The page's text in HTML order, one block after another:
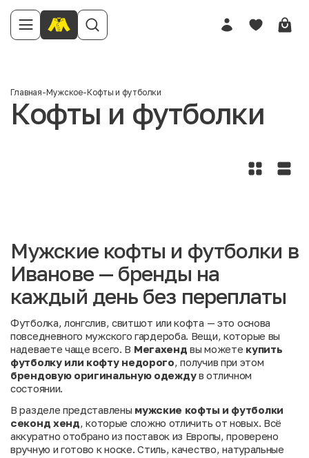
Главная-Мужское-Кофты и футболки
Кофты и футболки
Мужские кофты и футболки в
Иванове — бренды на
каждый день без переплаты
Футболка, лонгслив, свитшот или кофта — это основа
повседневного мужского гардероба. Вещи, которые вы
надеваете чаще всего. В Мегахенд вы можете купить
футболку или кофту недорого, получив при этом
брендовую оригинальную одеждув отличном
состоянии.
В разделе представлены мужские кофты и футболки
секонд хенд, которые сложно отличить от новых. Всё
аккуратно отобрано из поставок из Европы, проверено
вручную и готово к носке. Стиль, качество, натуральные